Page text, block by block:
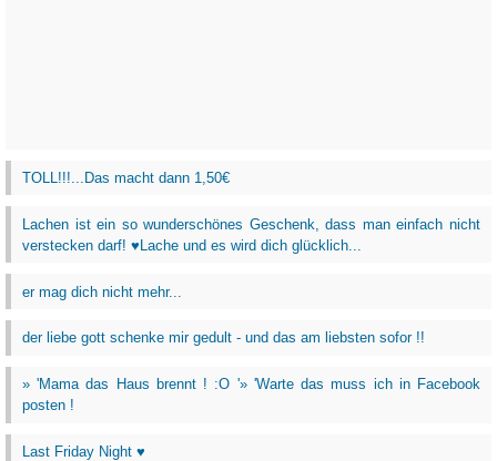
TOLL!!!...Das macht dann 1,50€
Lachen ist ein so wunderschönes Geschenk, dass man einfach nicht
verstecken darf! ♥Lache und es wird dich glücklich...
er mag dich nicht mehr...
der liebe gott schenke mir gedult - und das am liebsten sofor !!
» 'Mama das Haus brennt ! :O '» 'Warte das muss ich in Facebook
posten !
Last Friday Night ♥